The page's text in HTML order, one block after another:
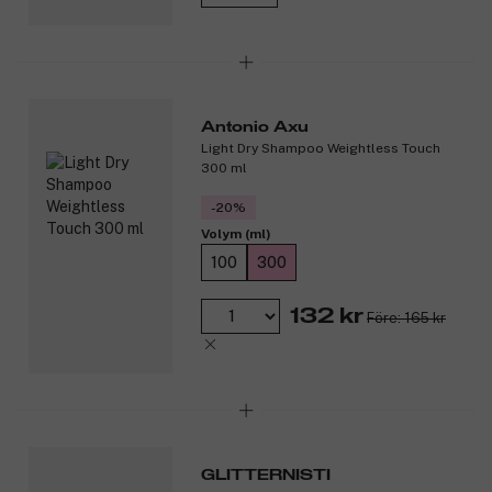
Antonio Axu
Light Dry Shampoo Weightless Touch
300 ml
-20%
Volym (ml)
100 300
132 kr Före: 165 kr
GLITTERNISTI